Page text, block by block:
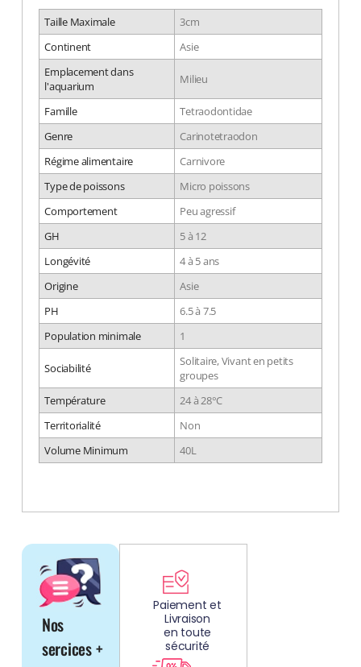
Taille Maximale
3cm
Continent
Asie
Emplacement dans
l'aquarium
Milieu
Famille
Tetraodontidae
Genre
Carinotetraodon
Régime alimentaire
Carnivore
Type de poissons
Micro poissons
Comportement
Peu agressif
GH
5 à 12
Longévité
4 à 5 ans
Origine
Asie
PH
6.5 à 7.5
Population minimale
1
Sociabilité
Solitaire, Vivant en petits
groupes
Température
24 à 28°C
Territorialité
Non
Volume Minimum
40L
Nos
sercices +
Paiement et
Livraison
en toute
sécurité